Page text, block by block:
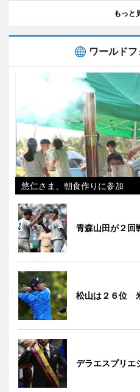
もっと
ワールド
悠仁さま、朝食作りに参加
青森山田が２
松山は２６位
デラエスプリエ